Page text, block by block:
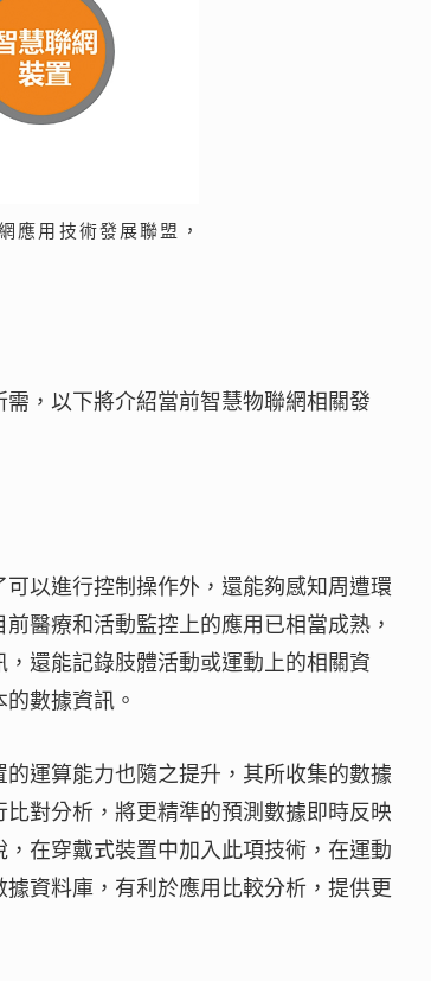
應用技術發展聯盟，
，以下將介紹當前智慧物聯網相關發
以進行控制操作外，還能夠感知周遭環
醫療和活動監控上的應用已相當成熟，
還能記錄肢體活動或運動上的相關資
數據資訊。
運算能力也隨之提升，其所收集的數據
對分析，將更精準的預測數據即時反映
在穿戴式裝置中加入此項技術，在運動
資料庫，有利於應用比較分析，提供更